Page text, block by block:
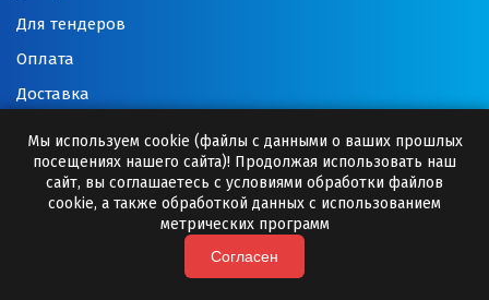
Для тендеров
Оплата
Доставка
Вакансии
Применение продукции
Нормативные документы
Мы используем cookie (файлы с данными о ваших прошлых
посещениях нашего сайта)! Продолжая использовать наш
сайт, вы соглашаетесь с условиями обработки файлов
cookie, а также обработкой данных с использованием
метрических программ
Согласен